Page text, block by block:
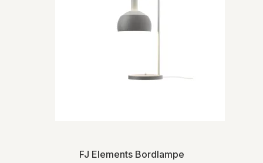
FJ Elements Bordlampe